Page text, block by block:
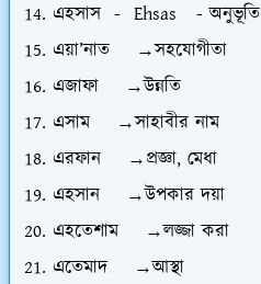
এহসাস - Ehsas - অনুভূতি
এয়া’নাত →সহযোগীতা
এজাফা →উন্নতি
এসাম →সাহাবীর নাম
এরফান →প্রজ্ঞা, মেধা
এহসান →উপকার দয়া
এহতেশাম →লজ্জা করা
এতেমাদ →আস্থা